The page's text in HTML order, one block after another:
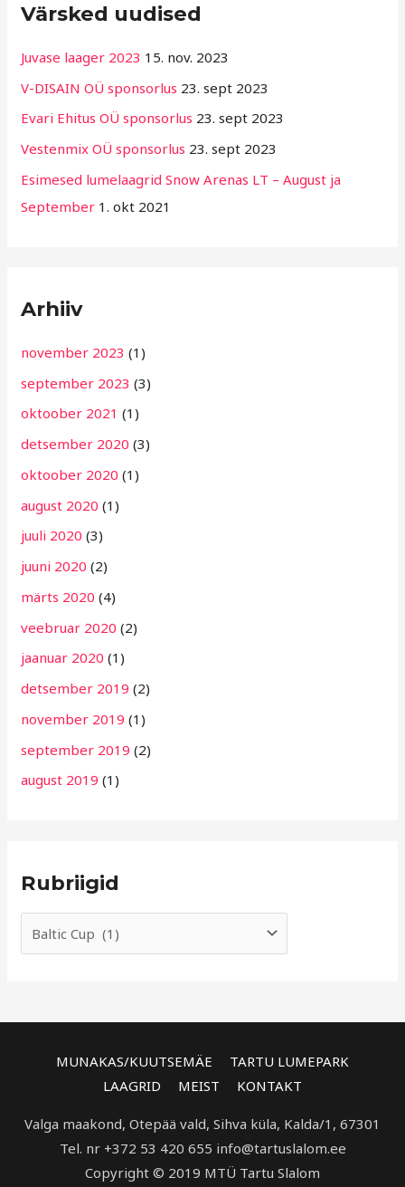
Värsked uudised
Juvase laager 2023 15. nov. 2023
V-DISAIN OÜ sponsorlus 23. sept 2023
Evari Ehitus OÜ sponsorlus 23. sept 2023
Vestenmix OÜ sponsorlus 23. sept 2023
Esimesed lumelaagrid Snow Arenas LT – August ja
September 1. okt 2021
Arhiiv
november 2023 (1)
september 2023 (3)
oktoober 2021 (1)
detsember 2020 (3)
oktoober 2020 (1)
august 2020 (1)
juuli 2020 (3)
juuni 2020 (2)
märts 2020 (4)
veebruar 2020 (2)
jaanuar 2020 (1)
detsember 2019 (2)
november 2019 (1)
september 2019 (2)
august 2019 (1)
Rubriigid
u
r
i
i
g
i
d
MUNAKAS/KUUTSEMÄE
TARTU LUMEPARK
LAAGRID
MEIST KONTAKT
Valga maakond, Otepää vald, Sihva küla, Kalda/1, 67301
Tel. nr +372 53 420 655 info@tartuslalom.ee
Copyright © 2019 MTÜ Tartu Slalom